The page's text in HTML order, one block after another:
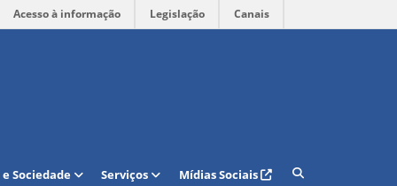
Acesso à informação Legislação Canais
Sociedade Serviços Mídias Sociais
Sustentável na